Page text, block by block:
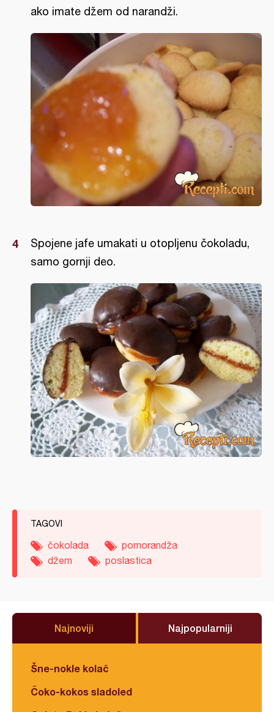
ako imate džem od narandži.
Spojene jafe umakati u otopljenu čokoladu,
samo gornji deo.
TAGOVI
čokolada
pomorandža
džem
poslastica
Najnoviji Najpopularniji
Šne-nokle kolač
Čoko-kokos sladoled